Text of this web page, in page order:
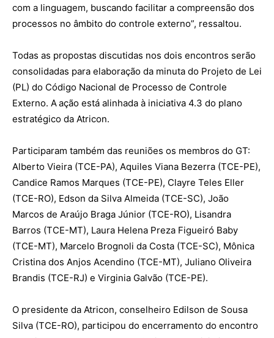
com a linguagem, buscando facilitar a compreensão dos
processos no âmbito do controle externo”, ressaltou.
Todas as propostas discutidas nos dois encontros serão
consolidadas para elaboração da minuta do Projeto de Lei
(PL) do Código Nacional de Processo de Controle
Externo. A ação está alinhada à iniciativa 4.3 do plano
estratégico da Atricon.
Participaram também das reuniões os membros do GT:
Alberto Vieira (TCE-PA), Aquiles Viana Bezerra (TCE-PE),
Candice Ramos Marques (TCE-PE), Clayre Teles Eller
(TCE-RO), Edson da Silva Almeida (TCE-SC), João
Marcos de Araújo Braga Júnior (TCE-RO), Lisandra
Barros (TCE-MT), Laura Helena Preza Figueiró Baby
(TCE-MT), Marcelo Brognoli da Costa (TCE-SC), Mônica
Cristina dos Anjos Acendino (TCE-MT), Juliano Oliveira
Brandis (TCE-RJ) e Virginia Galvão (TCE-PE).
O presidente da Atricon, conselheiro Edilson de Sousa
Silva (TCE-RO), participou do encerramento do encontro